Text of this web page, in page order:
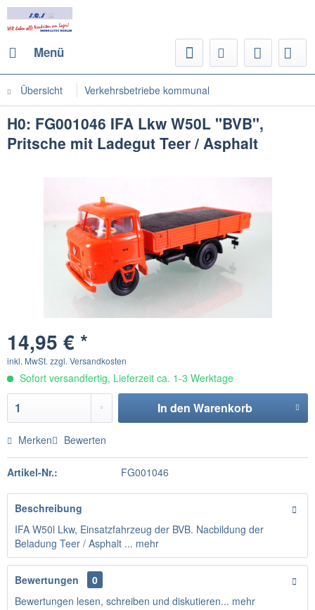
Menü
Übersicht Verkehrsbetriebe kommunal
H0: FG001046 IFA Lkw W50L "BVB",
Pritsche mit Ladegut Teer / Asphalt
14,95 € *
inkl. MwSt. zzgl. Versandkosten
Sofort versandfertig, Lieferzeit ca. 1-3 Werktage
In den Warenkorb
Merken Bewerten
Artikel-Nr.: FG001046
Beschreibung
IFA W50l Lkw, Einsatzfahrzeug der BVB. Nacbildung der
Beladung Teer / Asphalt ... mehr
Bewertungen
0
Bewertungen lesen, schreiben und diskutieren... mehr